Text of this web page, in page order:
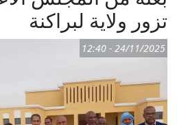
تزور ولاية لبراكنة
24/11/2025 - 12:40